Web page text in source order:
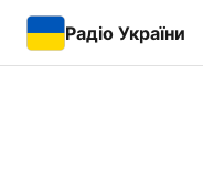
Радіо України